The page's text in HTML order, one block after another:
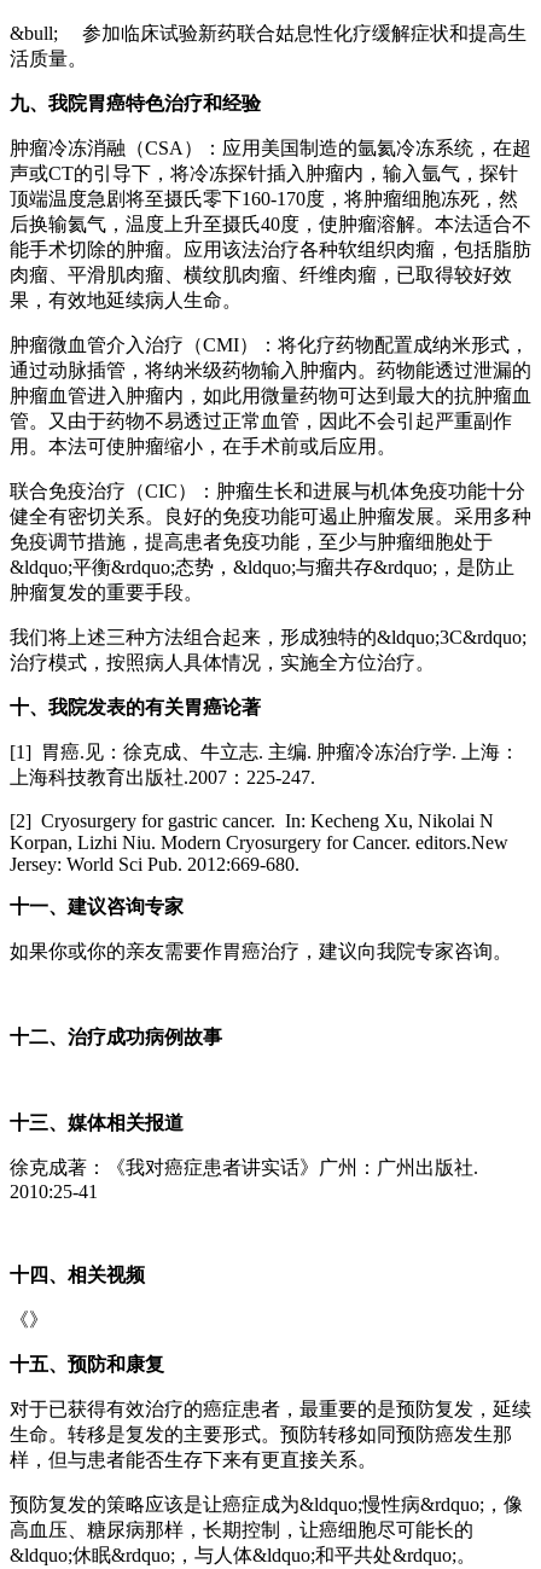
&bull; 参加临床试验新药联合姑息性化疗缓解症状和提高生
活质量。
九、我院胃癌特色治疗和经验
肿瘤冷冻消融（CSA）：应用美国制造的氩氦冷冻系统，在超
声或CT的引导下，将冷冻探针插入肿瘤内，输入氩气，探针
顶端温度急剧将至摄氏零下160-170度，将肿瘤细胞冻死，然
后换输氦气，温度上升至摄氏40度，使肿瘤溶解。本法适合不
能手术切除的肿瘤。应用该法治疗各种软组织肉瘤，包括脂肪
肉瘤、平滑肌肉瘤、横纹肌肉瘤、纤维肉瘤，已取得较好效
果，有效地延续病人生命。
肿瘤微血管介入治疗（CMI）：将化疗药物配置成纳米形式，
通过动脉插管，将纳米级药物输入肿瘤内。药物能透过泄漏的
肿瘤血管进入肿瘤内，如此用微量药物可达到最大的抗肿瘤血
管。又由于药物不易透过正常血管，因此不会引起严重副作
用。本法可使肿瘤缩小，在手术前或后应用。
联合免疫治疗（CIC）：肿瘤生长和进展与机体免疫功能十分
健全有密切关系。良好的免疫功能可遏止肿瘤发展。采用多种
免疫调节措施，提高患者免疫功能，至少与肿瘤细胞处于
&ldquo;平衡&rdquo;态势，&ldquo;与瘤共存&rdquo;，是防止
肿瘤复发的重要手段。
我们将上述三种方法组合起来，形成独特的&ldquo;3C&rdquo;
治疗模式，按照病人具体情况，实施全方位治疗。
十、我院发表的有关胃癌论著
[1] 胃癌.见：徐克成、牛立志. 主编. 肿瘤冷冻治疗学. 上海：
上海科技教育出版社.2007：225-247.
[2] Cryosurgery for gastric cancer. In: Kecheng Xu, Nikolai N
Korpan, Lizhi Niu. Modern Cryosurgery for Cancer. editors.New
Jersey: World Sci Pub. 2012:669-680.
十一、建议咨询专家
如果你或你的亲友需要作胃癌治疗， 建议向我院专家咨询。
十二、治疗成功病例故事
十三、媒体相关报道
徐克成著：《我对癌症患者讲实话》广州：广州出版社.
2010:25-41
十四、相关视频
《》
十五、预防和康复
对于已获得有效治疗的癌症患者，最重要的是预防复发，延续
生命。转移是复发的主要形式。预防转移如同预防癌发生那
样，但与患者能否生存下来有更直接关系。
预防复发的策略应该是让癌症成为&ldquo;慢性病&rdquo;，像
高血压、糖尿病那样，长期控制，让癌细胞尽可能长的
&ldquo;休眠&rdquo;，与人体&ldquo;和平共处&rdquo;。